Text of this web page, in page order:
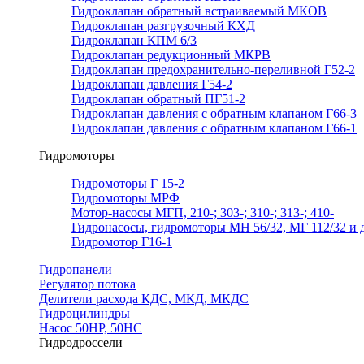
Гидроклапан обратный встраиваемый МКОВ
Гидроклапан разгрузочный КХД
Гидроклапан КПМ 6/3
Гидроклапан редукционный МКРВ
Гидроклапан предохранительно-переливной Г52-2
Гидроклапан давления Г54-2
Гидроклапан обратный ПГ51-2
Гидроклапан давления с обратным клапаном Г66-3
Гидроклапан давления с обратным клапаном Г66-1
Гидромоторы
Гидромоторы Г 15-2
Гидромоторы МРФ
Мотор-насосы МГП, 210-; 303-; 310-; 313-; 410-
Гидронасосы, гидромоторы МН 56/32, МГ 112/32 и
Гидромотор Г16-1
Гидропанели
Регулятор потока
Делители расхода КДС, МКД, МКДС
Гидроцилиндры
Насос 50НР, 50НС
Гидродроссели